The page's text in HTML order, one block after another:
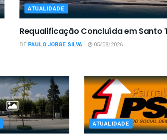
ATUALIDADE
Requalificação Concluída em Santo
DE PAULO JORGE SILVA 05/08/2026
ATUALIDADE